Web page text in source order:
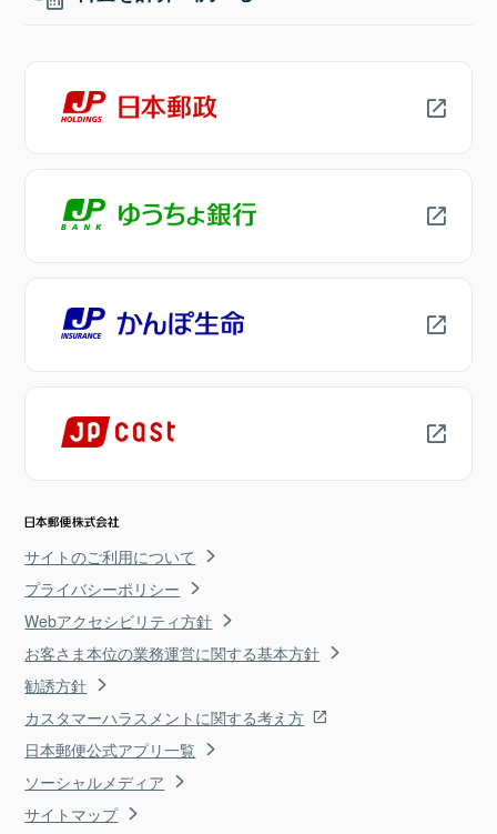
サイトのご利用について
プライバシーポリシー
Webアクセシビリティ方針
お客さま本位の業務運営に関する基本方針
勧誘方針
カスタマーハラスメントに関する考え方
日本郵便公式アプリ一覧
ソーシャルメディア
サイトマップ